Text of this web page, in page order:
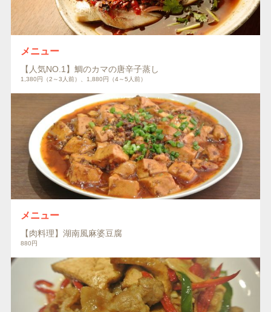
メニュー
【人気NO.1】鯛のカマの唐辛子蒸し
1,380円（2～3人前）、1,880円（4～5人前）
メニュー
【肉料理】湖南風麻婆豆腐
880円